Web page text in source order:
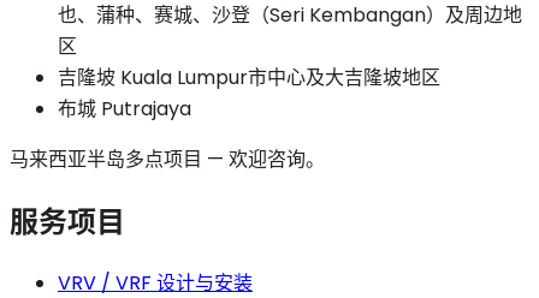
也、蒲种、赛城、沙登（Seri Kembangan）及周边地
区
吉隆坡 Kuala Lumpur市中心及大吉隆坡地区
布城 Putrajaya
马来西亚半岛多点项目 — 欢迎咨询。
服务项目
VRV / VRF 设计与安装